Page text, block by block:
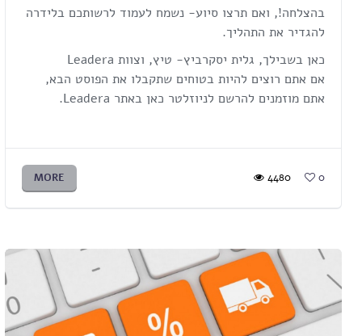
בהצלחה!, ואם תרצו סיוע- נשמח לעמוד לרשותכם בלידרה
להגדיר את התהליך.
כאן בשבילך, גלית יסקרביץ- טיץ, וצוות Leadera
אם אתם רוצים להיות בטוחים שתקבלו את הפוסט הבא,
אתם מוזמנים להרשם לניוזלטר כאן באתר Leadera.
MORE 4480 0